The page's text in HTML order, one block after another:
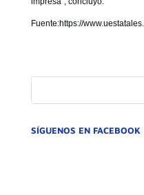
Fuente:https://
SÍGUENOS EN FACEBOOK